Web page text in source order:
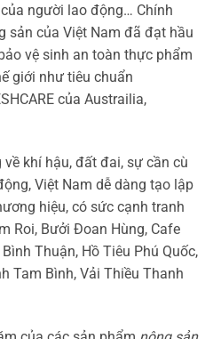
người lao động… Chính
sản của Việt Nam đã đạt hầu
vệ sinh an toàn thực phẩm
giới như tiêu chuẩn
của Austrailia,
khí hậu, đất đai, sự cần cù
Việt Nam dễ dàng tạo lập
hiệu, có sức cạnh tranh
Roi, Bưởi Đoan Hùng, Cafe
Thuận, Hồ Tiêu Phú Quốc,
Tam Bình, Vải Thiều Thanh